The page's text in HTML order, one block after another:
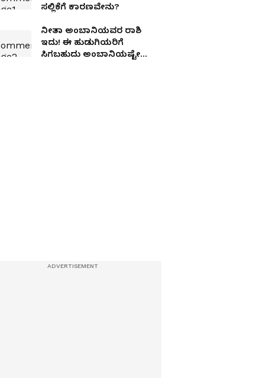
ಸಲ್ಲಿಕೆಗೆ ಕಾರಣವೇನು?
ನೀತಾ ಅಂಬಾನಿಯವರ ರಾಶಿ
ಇದು! ಈ ಹುಡುಗಿಯರಿಗೆ
ಸಿಗಬಹುದು ಅಂಬಾನಿಯಷ್ಟೇ